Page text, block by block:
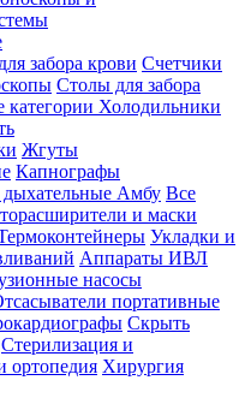
забора крови Счетчики
Столы для забора
категории Холодильники
Жгуты
Капнографы
Амбу Все
и маски
Укладки и
Аппараты ИВЛ
насосы
портативные
Скрыть
Стерилизация и
ортопедия Хирургия